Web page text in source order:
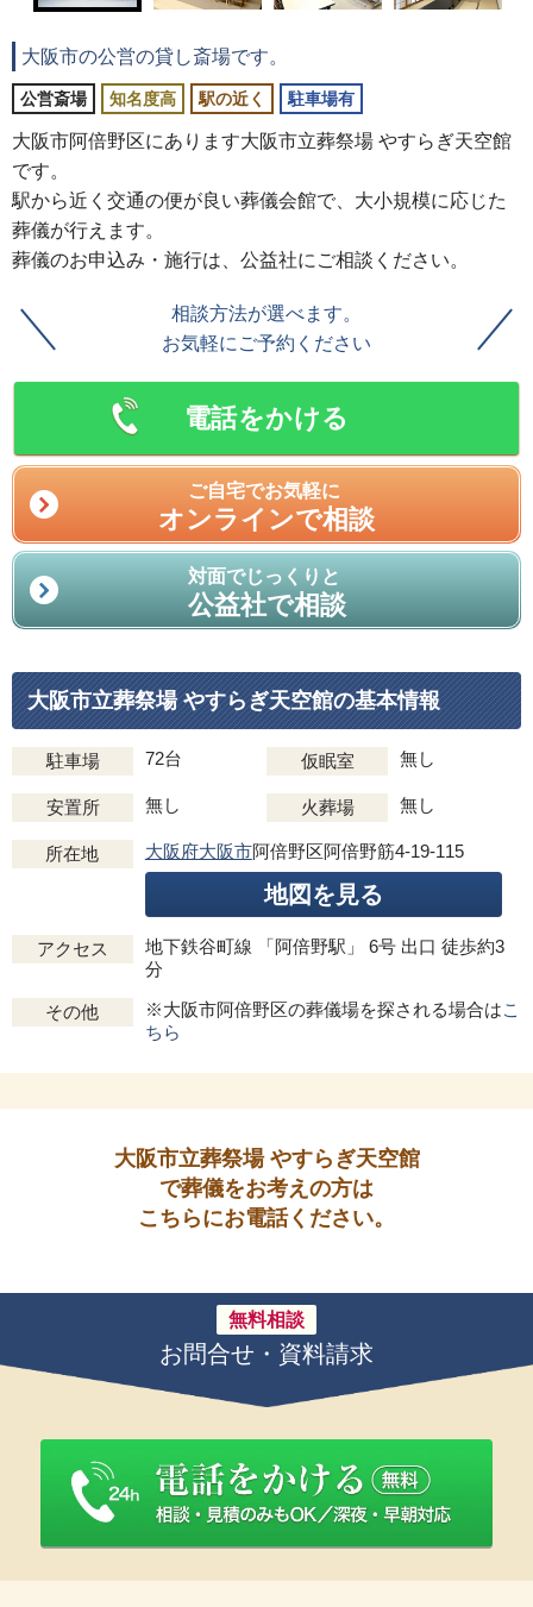
大阪市の公営の貸し斎場です。
公営斎場 知名度高 駅の近く 駐車場有
大阪市阿倍野区にあります大阪市立葬祭場 やすらぎ天空館
です。
駅から近く交通の便が良い葬儀会館で、大小規模に応じた
葬儀が行えます。
葬儀のお申込み・施行は、公益社にご相談ください。
相談方法が選べます。
お気軽にご予約ください
電話をかける
ご自宅でお気軽に
オンラインで相談
対面でじっくりと
公益社で相談
大阪市立葬祭場 やすらぎ天空館の基本情報
駐車場 72台 仮眠室 無し
安置所 無し 火葬場 無し
所在地 大阪府大阪市阿倍野区阿倍野筋4-19-115
地図を見る
アクセス
地下鉄谷町線 「阿倍野駅」 6号 出口 徒歩約3
分
その他 ※大阪市阿倍野区の葬儀場を探される場合はこ
ちら
大阪市立葬祭場 やすらぎ天空館
で葬儀をお考えの方は
こちらにお電話ください。
無料相談
お問合せ・資料請求